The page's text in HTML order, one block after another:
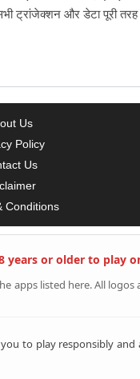
और डेटा पूरी तरह
Us
Policy
Us
Conditions
years or older to play
listed here. All
to play responsibly